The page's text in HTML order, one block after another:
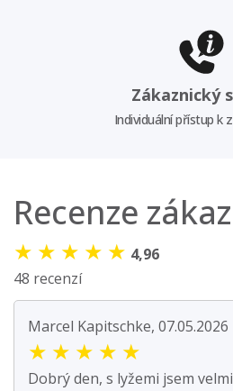
Zákaznický
Individuální přístup k
Recenze
★ ★ ★ ★ ★ 4,96
48 recenzí
Marcel Kapitschke, 07.05.2026
★ ★ ★ ★ ★
Dobrý den, s lyžemi jsem